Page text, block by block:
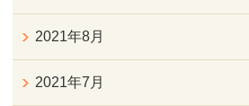
2021年8月
2021年7月